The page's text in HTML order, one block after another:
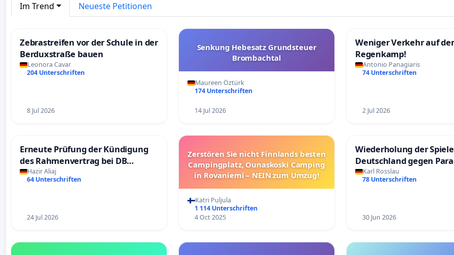
Im Trend Neueste Petitionen
Zebrastreifen vor der Schule in der
Berduxstraße bauen
Leonora Cavar
204 Unterschriften
8 Jul 2026
Senkung Hebesatz Grundsteuer
Brombachtal
Maureen Öztürk
174 Unterschriften
14 Jul 2026
Weniger Verkehr auf
Regenkamp!
Antonio Panagiaris
74 Unterschriften
2 Jul 2026
Erneute Prüfung der Kündigung
des Rahmenvertrag bei DB
Fahrwegdienste Gmbh
Hazir Aliaj
64 Unterschriften
24 Jul 2026
Zerstören Sie nicht Finnlands besten
Campingplatz, Ounaskoski Camping
in Rovaniemi – NEIN zum Umzug!
Katri Puljula
1 114 Unterschriften
4 Oct 2025
Wiederholung der
Deutschland gegen
Karl Rosslau
78 Unterschriften
30 Jun 2026